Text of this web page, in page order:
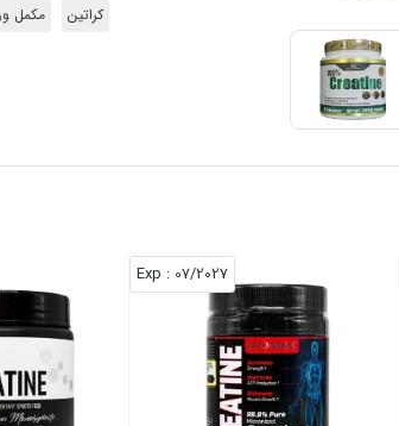
کراتین مکمل
07/2027
: Exp